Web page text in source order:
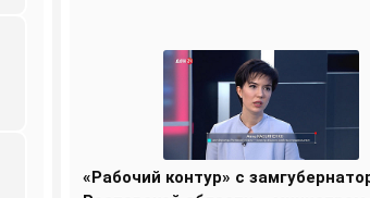
«Рабочий контур» с